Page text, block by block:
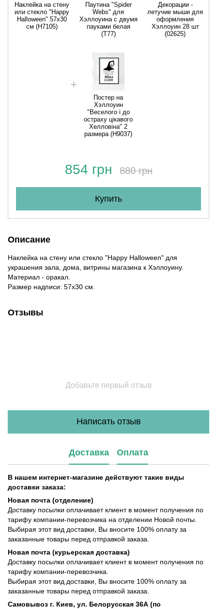
Наклейка на стену
или стекло "Happy
Halloween" 57x30
cм (H7105)
Паутина "Spider
Webs" для
Хэллоуина с двумя
пауками белая
(T77)
Декорации -
летучие мыши для
оформления
Хэллоуин 28 шт
(02625)
Постер на
Хэллоуин
"Веселого і до
остраху цікавого
Хелловіна" 2
размера (H9037)
854 грн 880 грн
Купить
Описание
Наклейка на стену или стекло "Happy Halloween" для
украшения зала, дома, витрины магазина к Хэллоуину.
Материал - оракал.
Размер надписи: 57x30 cм.
Отзывы
Добавьте первый отзыв
Написать отзыв
Доставка Оплата
В нашем интернет-магазине действуют такие виды
доставки заказа:
Новая почта (отделение)
Доставку посылки оплачивает клиент в момент получения по
тарифу компании-перевозчика на отделении Новой почты.
Выбирая этот вид доставки, Вы вносите 100% оплату за
заказанные товары перед отправкой заказа.
Новая почта (курьерская доставка)
Доставку посылки оплачивает клиент в момент получения по
тарифу компании-перевозчика.
Выбирая этот вид доставки, Вы вносите 100% оплату за
заказанные товары перед отправкой заказа.
Самовывоз г. Киев, ул. Белорусская 36А (по